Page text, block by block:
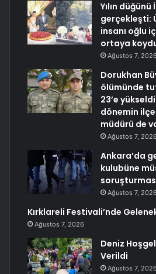
Yılın
gerçekleşti:
insanı oğlu
ortaya
Ağustos 7, 2026
Dorukhan
ölümünde
23’e
dönemin
müdürü de
Ağustos 7, 2026
Ankara’da
kulubüne
Ağustos 7, 2026
Kırklareli Festivali’nde
Ağustos 7, 2026
Deniz
Verildi
Ağustos 7, 2026